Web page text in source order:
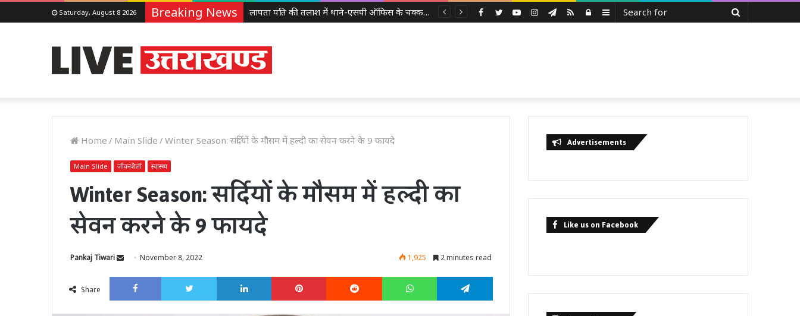
Saturday, August 8 2026 Breaking News लापता पति की तलाश में थाने-एसपी ऑफिस के चक्कर काट रही नवविवाहिता, ससुराल वालों पर गंभीर आरोप Sidebar
Log
RSS
Telegram
Instagram
YouTube
Twitter
Facebook
Home / Main Slide /Winter Season: सर्दियों के मौसम में हल्दी का सेवन करने के 9 फायदे
Main Slide जीवनशैली स्वास्थ्य
Winter Season: सर्दियों के मौसम में हल्दी का
सेवन करने के 9 फायदे
Pankaj Tiwari
Send
email
November 8, 2022 1,925 2 minutes read
Share
Facebook Twitter LinkedIn Pinterest Reddit WhatsApp Telegram
Advertisements
Like us on Facebook